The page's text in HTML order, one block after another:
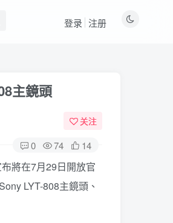
登录 注册
主鏡頭
关注
0 74 14
將在7月29日開放官
LYT-808主鏡頭、